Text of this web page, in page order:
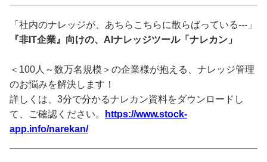
「社内のナレッジが、あちらこちらに散らばっている---」
『非IT企業』向けの、AIナレッジツール「ナレカン」
＜100人～数万名規模＞の企業様が抱える、ナレッジ管理
のお悩みを解決します！
詳しくは、3分で分かるナレカン資料をダウンロードし
て、ご確認ください。
https://www.stock-
app.info/narekan/